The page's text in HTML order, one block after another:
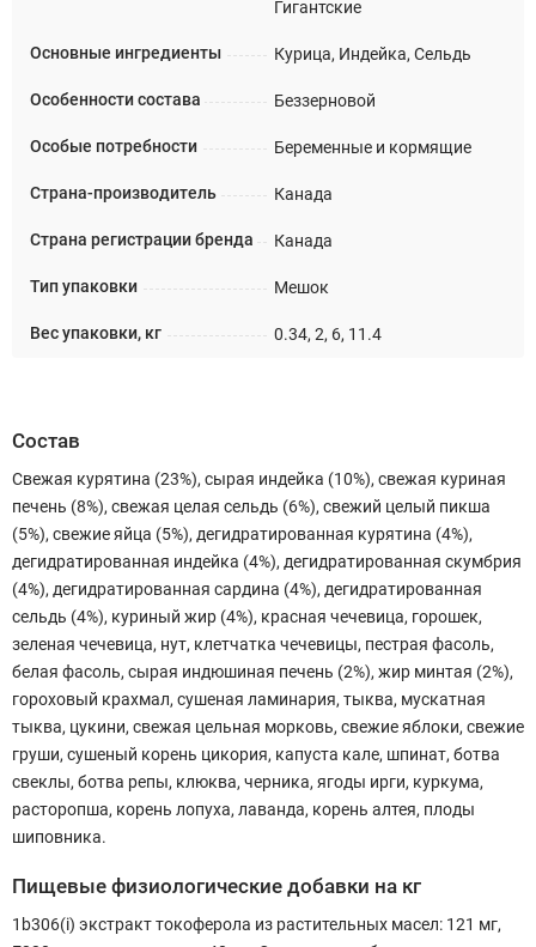
Гигантские
Основные ингредиенты Курица, Индейка, Сельдь
Особенности состава Беззерновой
Особые потребности Беременные и кормящие
Страна-производитель Канада
Страна регистрации бренда Канада
Тип упаковки Мешок
Вес упаковки, кг 0.34, 2, 6, 11.4
Состав
Свежая курятина (23%), сырая индейка (10%), свежая куриная
печень (8%), свежая целая сельдь (6%), свежий целый пикша
(5%), свежие яйца (5%), дегидратированная курятина (4%),
дегидратированная индейка (4%), дегидратированная скумбрия
(4%), дегидратированная сардина (4%), дегидратированная
сельдь (4%), куриный жир (4%), красная чечевица, горошек,
зеленая чечевица, нут, клетчатка чечевицы, пестрая фасоль,
белая фасоль, сырая индюшиная печень (2%), жир минтая (2%),
гороховый крахмал, сушеная ламинария, тыква, мускатная
тыква, цукини, свежая цельная морковь, свежие яблоки, свежие
груши, сушеный корень цикория, капуста кале, шпинат, ботва
свеклы, ботва репы, клюква, черника, ягоды ирги, куркума,
расторопша, корень лопуха, лаванда, корень алтея, плоды
шиповника.
Пищевые физиологические добавки на кг
1b306(i) экстракт токоферола из растительных масел: 121 мг,